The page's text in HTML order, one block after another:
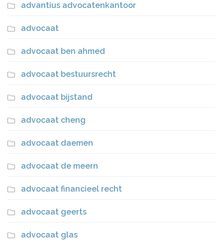
advantius advocatenkantoor
advocaat
advocaat ben ahmed
advocaat bestuursrecht
advocaat bijstand
advocaat cheng
advocaat daemen
advocaat de meern
advocaat financieel recht
advocaat geerts
advocaat glas